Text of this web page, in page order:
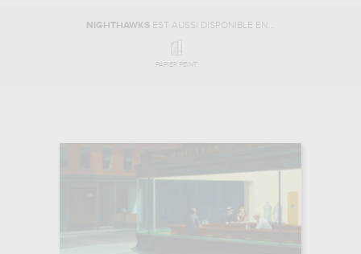
NIGHTHAWKS EST AUSSI DISPONIBLE EN...
PAPIER PEINT